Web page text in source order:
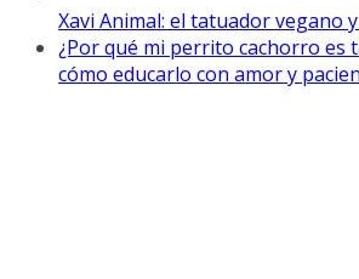
Xavi Animal: el tatuador vegano
¿Por qué mi perrito cachorro es
cómo educarlo con amor y